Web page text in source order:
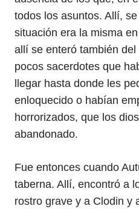
todos los asuntos. Allí,
situación era la misma
allí se enteró también
pocos sacerdotes que
llegar hasta donde les
enloquecido o habían
horrorizados, que los
abandonado.
Fue entonces cuando
taberna. Allí, encontró a
rostro grave y a Clodin y